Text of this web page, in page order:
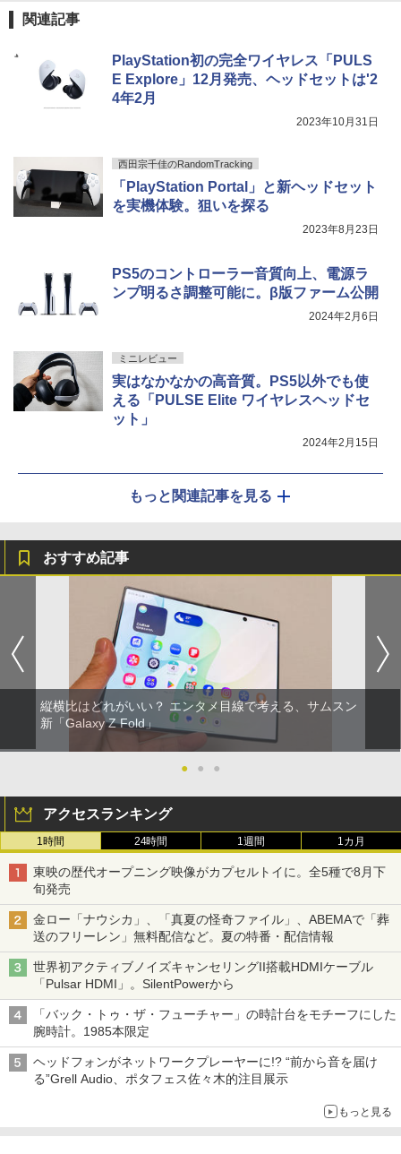
関連記事
PlayStation初の完全ワイヤレス「PULS
E Explore」12月発売、ヘッドセットは'2
4年2月
2023年10月31日
西田宗千佳のRandomTracking
「PlayStation Portal」と新ヘッドセット
を実機体験。狙いを探る
2023年8月23日
PS5のコントローラー音質向上、電源ラ
ンプ明るさ調整可能に。β版ファーム公開
2024年2月6日
ミニレビュー
実はなかなかの高音質。PS5以外でも使
える「PULSE Elite ワイヤレスヘッドセ
ット」
2024年2月15日
もっと関連記事を見る
おすすめ記事
縦横比はどれがいい？ エンタメ目線で考える、サムスン
新「Galaxy Z Fold」
● ● ●
アクセスランキング
1時間 24時間 1週間 1カ月
東映の歴代オープニング映像がカプセルトイに。全5種で8月下
旬発売
金ロー「ナウシカ」、「真夏の怪奇ファイル」、ABEMAで「葬
送のフリーレン」無料配信など。夏の特番・配信情報
世界初アクティブノイズキャンセリングII搭載HDMIケーブル
「Pulsar HDMI」。SilentPowerから
「バック・トゥ・ザ・フューチャー」の時計台をモチーフにした
腕時計。1985本限定
ヘッドフォンがネットワークプレーヤーに!? “前から音を届け
る”Grell Audio、ポタフェス佐々木的注目展示
もっと見る